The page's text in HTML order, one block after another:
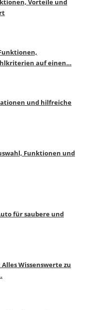
auf einen…
und hilfreiche
Funktionen und
für saubere und
Wissenswerte zu